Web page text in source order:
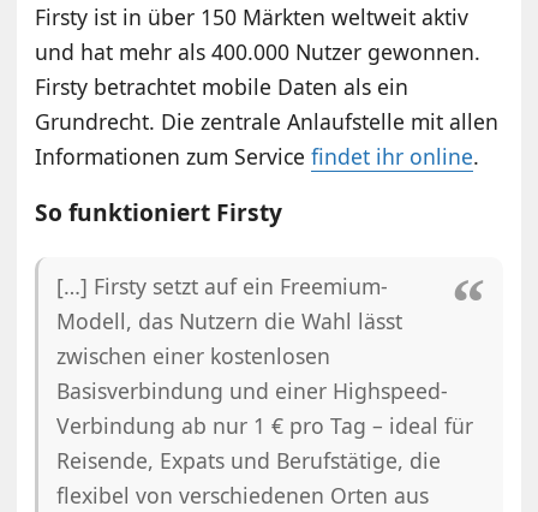
Firsty ist in über 150 Märkten weltweit aktiv
und hat mehr als 400.000 Nutzer gewonnen.
Firsty betrachtet mobile Daten als ein
Grundrecht. Die zentrale Anlaufstelle mit allen
Informationen zum Servicefindet ihr online.
So funktioniert Firsty
[…] Firsty setzt auf ein Freemium-
Modell, das Nutzern die Wahl lässt
zwischen einer kostenlosen
Basisverbindung und einer Highspeed-
Verbindung ab nur 1 € pro Tag – ideal für
Reisende, Expats und Berufstätige, die
flexibel von verschiedenen Orten aus